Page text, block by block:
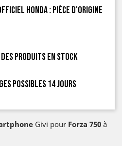
Honda : pièce d'origine
produits en stock
possibles 14 jours
Givi pour Forza 750 à